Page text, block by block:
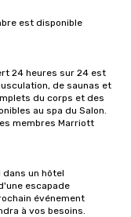
est disponible
24 heures sur 24 est
de saunas et
du corps et des
au spa du Salon.
membres Marriott
un hôtel
escapade
événement
à vos besoins.